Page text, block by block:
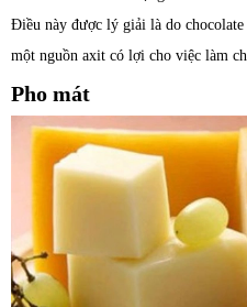
Điều này được lý giải là do chocolate
một nguồn axit có lợi cho việc làm
Pho mát